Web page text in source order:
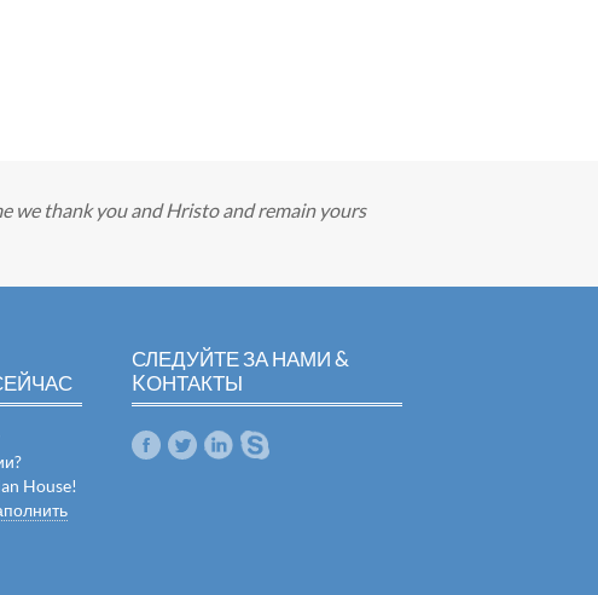
we thank you and Hristo and remain yours
House!
СЛЕДУЙТЕ ЗА НАМИ &
KОНТАКТЫ